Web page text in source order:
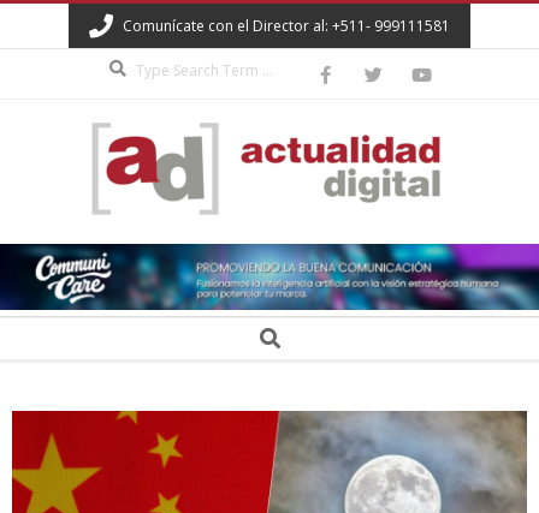
to
Comunícate con el Director al: +511- 999111581
ACTUALIDAD
DIGITAL Search